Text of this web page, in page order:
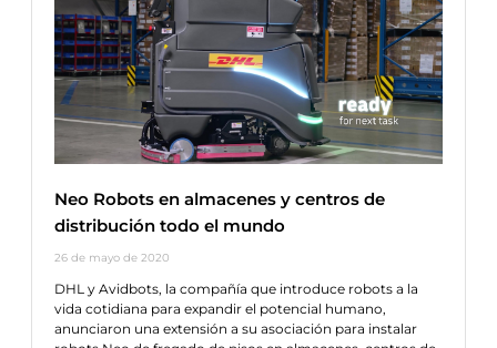
Neo Robots en almacenes y centros de
distribución todo el mundo
26 de mayo de 2020
DHL y Avidbots, la compañía que introduce robots a la
vida cotidiana para expandir el potencial humano,
anunciaron una extensión a su asociación para instalar